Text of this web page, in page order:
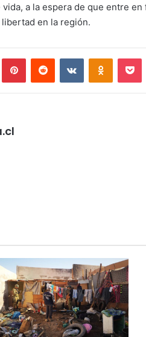
a la espera de que entre
en la región.
PinterestReddit VKontakte